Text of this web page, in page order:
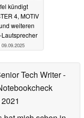
kündigt
4, MOTIV
weiteren
Lautsprecher
09.09.2025
Tech Writer-